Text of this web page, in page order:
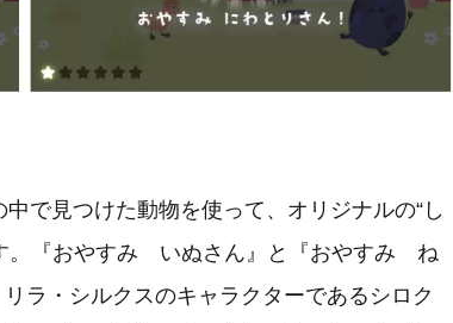
で見つけた動物を使って、オリジナルの“し
。『おやすみ いぬさん』と『おやすみ ね
ラ・シルクスのキャラクターであるシロク